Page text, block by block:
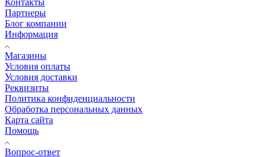
Партнеры
Блог компании
Информация
Магазины
Условия оплаты
Условия доставки
Реквизиты
Политика конфиденциальности
Обработка персональных данных
Карта сайта
Помощь
Вопрос-ответ